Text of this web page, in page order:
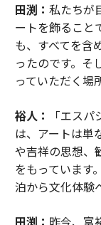
田渕： 私たちが
ートを飾ること
も、すべてを含
ったのです。そ
っていただく場
裕人：
「エス
は、アートは単
や吉祥の思想、
をもっています
泊から文化体験
田渕： 昨今、富